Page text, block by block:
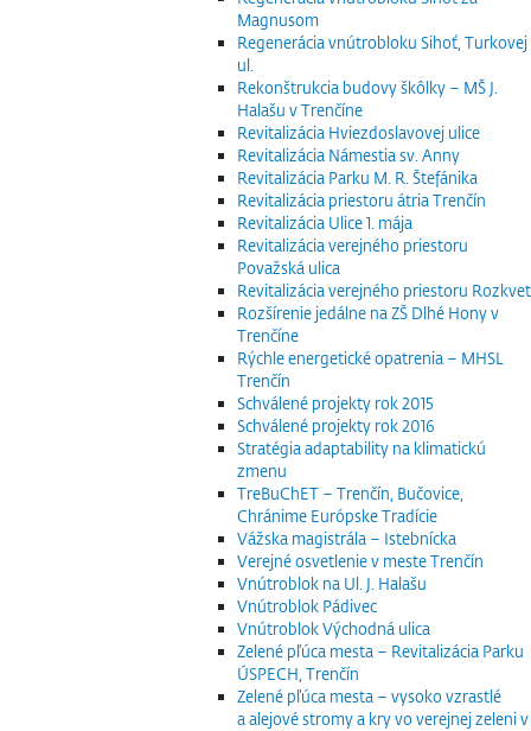
Magnusom
Regenerácia vnútrobloku Sihoť, Turkovej
ul.
Rekonštrukcia budovy škôlky – MŠ J.
Halašu v Trenčíne
Revitalizácia Hviezdoslavovej ulice
Revitalizácia Námestia sv. Anny
Revitalizácia Parku M. R. Štefánika
Revitalizácia priestoru átria Trenčín
Revitalizácia Ulice 1. mája
Revitalizácia verejného priestoru
Považská ulica
Revitalizácia verejného priestoru Rozkvet
Rozšírenie jedálne na ZŠ Dlhé Hony v
Trenčíne
Rýchle energetické opatrenia – MHSL
Trenčín
Schválené projekty rok 2015
Schválené projekty rok 2016
Stratégia adaptability na klimatickú
zmenu
TreBuChET – Trenčín, Bučovice,
Chránime Európske Tradície
Vážska magistrála – Istebnícka
Verejné osvetlenie v meste Trenčín
Vnútroblok na Ul. J. Halašu
Vnútroblok Pádivec
Vnútroblok Východná ulica
Zelené pľúca mesta – Revitalizácia Parku
ÚSPECH, Trenčín
Zelené pľúca mesta – vysoko vzrastlé
a alejové stromy a kry vo verejnej zeleni v